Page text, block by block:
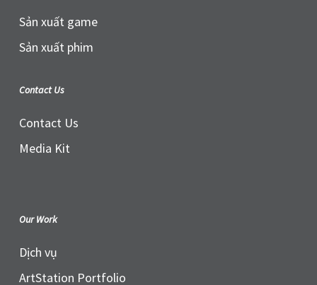
Sản xuất game
Sản xuất phim
Contact Us
Contact Us
Media Kit
Our Work
Dịch vụ
ArtStation Portfolio